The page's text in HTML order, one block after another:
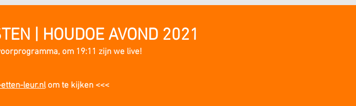
| HOUDOE AVOND 2021
om 19:11 zijn we live!
leur.nlom te kijken <<<